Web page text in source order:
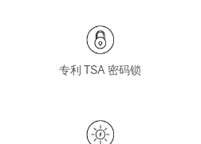
专利 TSA 密码锁